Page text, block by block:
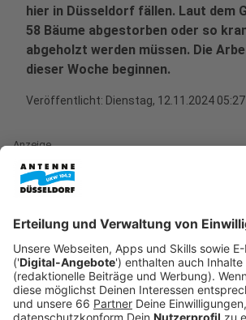
hier in Düsseldorf fällen. Laut dem
58 Bäume abgestorben oder so
abgeholzt werden müssen. Die
dieser Woche beginnen.
Veröffentlicht: Dienstag, 12.11.2024 05:27
Anzeige
Anzeige
Die Stadt kontrolliert regelmäßig den
um die Verkehrssicherheit zu